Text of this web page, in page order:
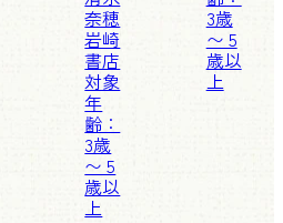
奈穂
岩崎
書店
対象
年
齢：
3歳
〜 5
歳以
上
3歳
〜 5
歳以
上